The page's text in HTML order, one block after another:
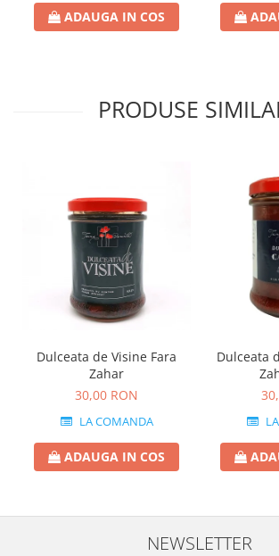
ADAUGA IN COS
PRODUSE
Dulceata de Visine Fara
Zahar
30,00 RON
LA COMANDA
ADAUGA IN COS
Dulceata
NEWSLETTER